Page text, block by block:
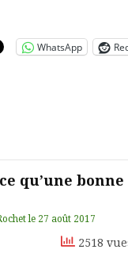
WhatsApp
ce qu’une
le 27 août 2017
2518